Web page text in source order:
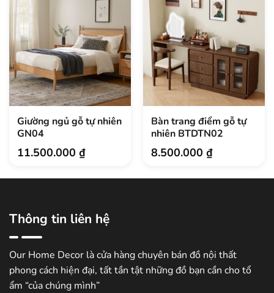
Giường ngủ gỗ tự nhiên
GN04
11.500.000₫
Bàn trang điểm gỗ tự
nhiên BTDTN02
8.500.000₫
Thông tin liên hệ
Our Home Decor là cửa hàng chuyên bán đồ nội thất
phong cách hiện đại, tất tần tật những đồ bạn cần cho tổ
ẩm “của chúng mình”